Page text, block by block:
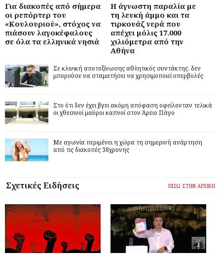
Για διακοπές από σήμερα
οι ρεπόρτερ του
«Κουλουριού», στόχος να
πιάσουν λαγοκέφαλους
σε όλα τα ελληνικά νησιά
Η άγνωστη παραλία με
τη λευκή άμμο και τα
τιρκουάζ νερά που
απέχει μόλις 17.000
χιλιόμετρα από την
Αθήνα
Σε κλινική αποτοξίνωσης αθλητικός συντάκτης, δεν
μπορούσε να σταματήσει να χρησιμοποιεί υπερβολές
Στο ότι δεν έχει βγει ακόμη απόφαση οφείλονταν τελικά
οι χθεσινοί μαύροι καπνοί στον Άρειο Πάγο
Με αγωνία περιμένει η χώρα τη σημερινή ανάρτηση
από τις διακοπές 38χρονης
Σχετικές Ειδήσεις ΠΙΣΩ ΣΤΗΝ ΑΡΧΙΚΗ